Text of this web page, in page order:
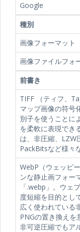
Google
種別
画像フォーマット
画像ファイルフォ
前書き
TIFF （ティフ、
マップ画像の符号
別子を使うことに
を柔軟に表現でき
は、非圧縮、LZW
PackBitsなど様々
WebP（ウェッピ
ンな静止画フォー
「.webp」。ウェ
度短縮を目的とし
広く使われている
PNGの置き換えを
非可逆圧縮でもア